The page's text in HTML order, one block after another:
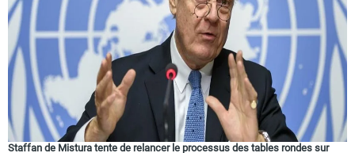
Staffan de Mistura tente de relancer le processus des tables rondes sur